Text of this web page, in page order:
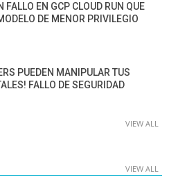
FALLO EN GCP CLOUD RUN QUE
DE MENOR PRIVILEGIO
PUEDEN MANIPULAR TUS
FALLO DE SEGURIDAD
VIEW ALL
VIEW ALL